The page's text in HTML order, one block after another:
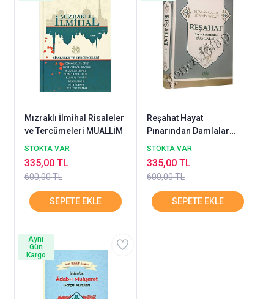
Mızraklı İlmihal Risaleler
ve Tercümeleri MUALLİM
STOKTA VAR
600,00 TL
335,00 TL
Reşahat Hayat
Pınarından Damlalar
MUALLİM
STOKTA VAR
600,00 TL
335,00 TL
Aynı
Gün
Kargo